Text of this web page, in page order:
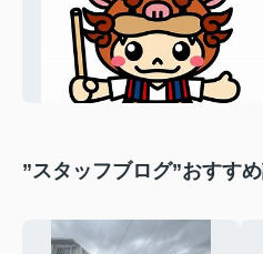
”スタッフブログ”おすす